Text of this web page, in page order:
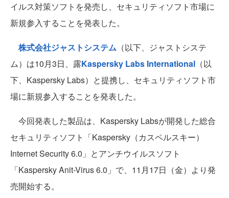
イルス対策ソフトを発売し、セキュリティソフト市場に
新規参入することを発表した。
株式会社ジャストシステム （以下、ジャストシステ
ム）は10月3日、露Kaspersky Labs International （以
下、Kaspersky Labs）と提携し、セキュリティソフト市
場に新規参入することを発表した。
今回発表した製品は、Kaspersky Labsが開発した総合
セキュリティソフト「Kaspersky（カスペルスキー）
Internet Security 6.0」とアンチウイルスソフト
「Kaspersky Anit-Virus 6.0」で、11月17日（金）より発
売開始する。